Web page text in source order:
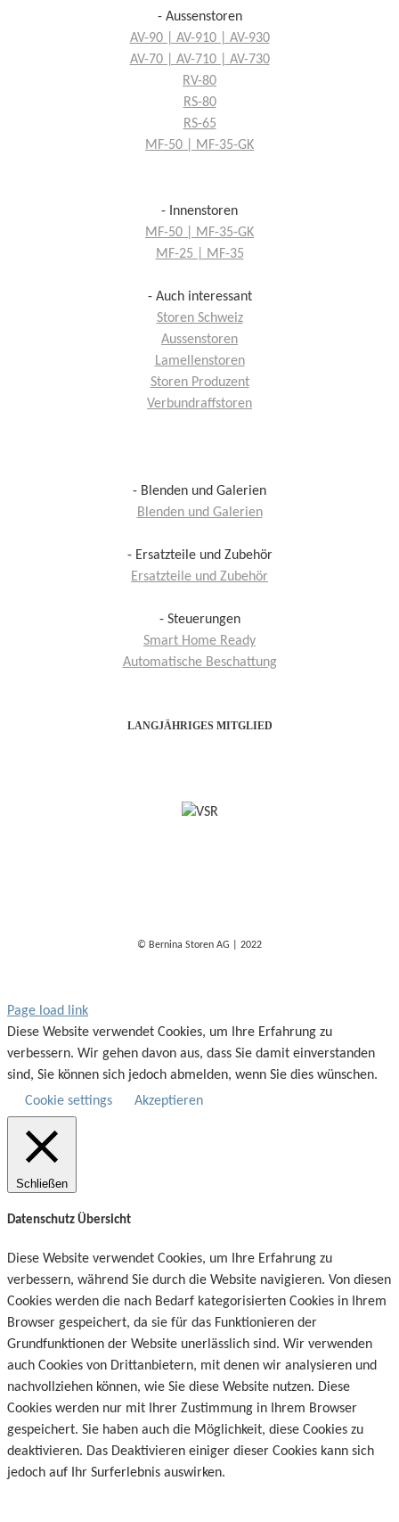
- Aussenstoren
AV-90 | AV-910 | AV-930
AV-70 | AV-710 | AV-730
RV-80
RS-80
RS-65
MF-50 | MF-35-GK
- Innenstoren
MF-50 | MF-35-GK
MF-25 | MF-35
- Auch interessant
Storen Schweiz
Aussenstoren
Lamellenstoren
Storen Produzent
Verbundraffstoren
- Blenden und Galerien
Blenden und Galerien
- Ersatzteile und Zubehör
Ersatzteile und Zubehör
- Steuerungen
Smart Home Ready
Automatische Beschattung
LANGJÄHRIGES MITGLIED
© Bernina Storen AG | 2022
Page load link
Diese Website verwendet Cookies, um Ihre Erfahrung zu
verbessern. Wir gehen davon aus, dass Sie damit einverstanden
sind, Sie können sich jedoch abmelden, wenn Sie dies wünschen.
Cookie settings
Akzeptieren
Schließen
Datenschutz Übersicht
Diese Website verwendet Cookies, um Ihre Erfahrung zu
verbessern, während Sie durch die Website navigieren. Von diesen
Cookies werden die nach Bedarf kategorisierten Cookies in Ihrem
Browser gespeichert, da sie für das Funktionieren der
Grundfunktionen der Website unerlässlich sind. Wir verwenden
auch Cookies von Drittanbietern, mit denen wir analysieren und
nachvollziehen können, wie Sie diese Website nutzen. Diese
Cookies werden nur mit Ihrer Zustimmung in Ihrem Browser
gespeichert. Sie haben auch die Möglichkeit, diese Cookies zu
deaktivieren. Das Deaktivieren einiger dieser Cookies kann sich
jedoch auf Ihr Surferlebnis auswirken.